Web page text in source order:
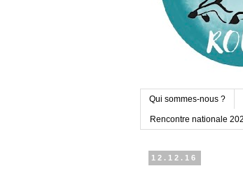
Qui sommes-nous ?
Rencontre nationale
12.12.16